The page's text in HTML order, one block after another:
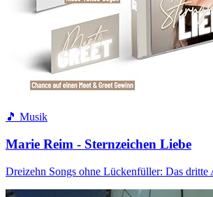
🎵 Musik
Marie Reim - Sternzeichen Liebe
Dreizehn Songs ohne Lückenfüller: Das